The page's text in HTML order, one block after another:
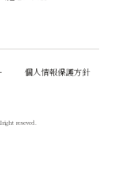
個人情報保護方針
reseved.